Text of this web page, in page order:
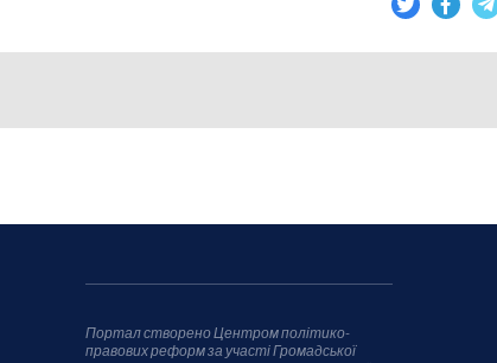
Портал створено Центром політико-
правових реформ за участі Громадської